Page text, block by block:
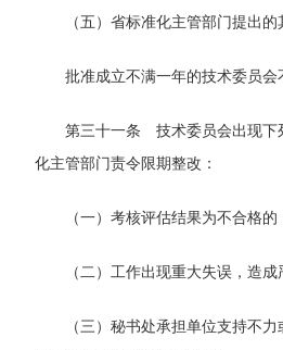
（五）省标准化主管部门提出的
批准成立不满一年的技术委员会
第三十一条 技术委员会出现下
化主管部门责令限期整改：
（一）考核评估结果为不合格的
（二）工作出现重大失误，造成
（三）秘书处承担单位支持不